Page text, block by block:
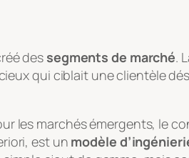
des segments de marché.
qui ciblait une clientèle
les marchés émergents, le
, est un modèle